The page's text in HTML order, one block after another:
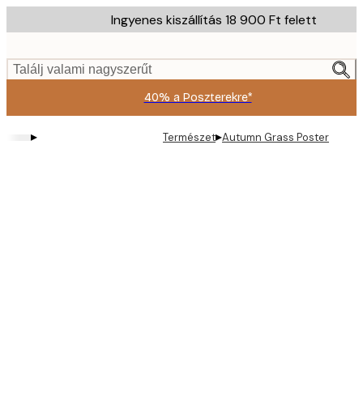
to
content.
Ingyenes kiszállítás 18 900 Ft felett
Találj valami nagyszerűt
40% a Poszterekre*
▸ Természet▸Autumn Grass Poster